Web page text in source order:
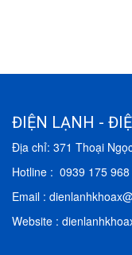
ĐIỆN LẠNH -
Địa chỉ: 371 Thoại
Hotline : 0939 175 968
Email :
Website :